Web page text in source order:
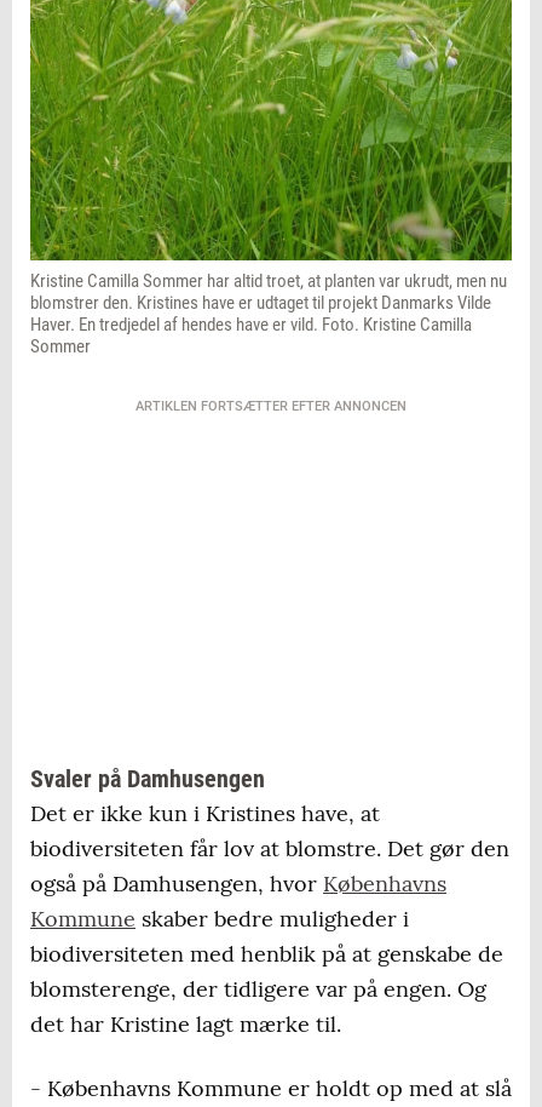
Kristine Camilla Sommer har altid troet, at planten var ukrudt, men nu
blomstrer den. Kristines have er udtaget til projekt Danmarks Vilde
Haver. En tredjedel af hendes have er vild. Foto. Kristine Camilla
Sommer
ARTIKLEN FORTSÆTTER EFTER ANNONCEN
Svaler på Damhusengen
Det er ikke kun i Kristines have, at
biodiversiteten får lov at blomstre. Det gør den
også på Damhusengen, hvor Københavns
Kommune skaber bedre muligheder i
biodiversiteten med henblik på at genskabe de
blomsterenge, der tidligere var på engen. Og
det har Kristine lagt mærke til.
- Københavns Kommune er holdt op med at slå